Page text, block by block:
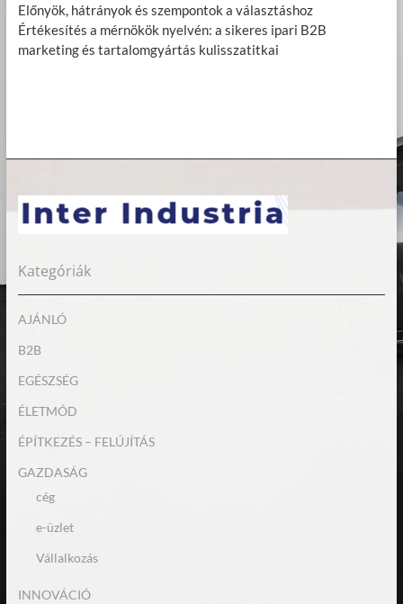
Előnyök, hátrányok és szempontok a választáshoz
Értékesítés a mérnökök nyelvén: a sikeres ipari B2B
marketing és tartalomgyártás kulisszatitkai
Kategóriák
AJÁNLÓ
B2B
EGÉSZSÉG
ÉLETMÓD
ÉPÍTKEZÉS – FELÚJÍTÁS
GAZDASÁG
cég
e-üzlet
Vállalkozás
INNOVÁCIÓ